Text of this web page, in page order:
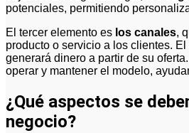
potenciales, permitiendo
El tercer elemento es los canales,
producto o servicio a los clientes.
generará dinero a partir de su
operar y mantener el modelo,
¿Qué aspectos se
negocio?